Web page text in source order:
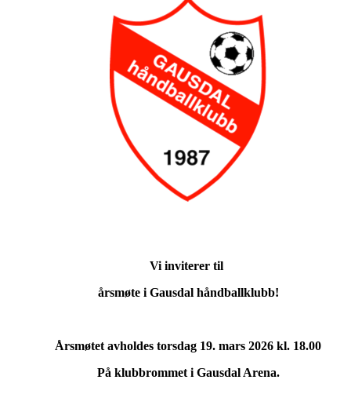
Vi inviterer til
årsmøte i Gausdal håndballklubb!
Årsmøtet avholdes torsdag 19. mars 2026 kl. 18.00
På klubbrommet i Gausdal Arena.